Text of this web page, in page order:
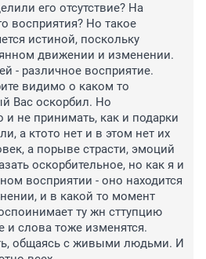
его отсутствие? На
восприятия? Но такое
истиной, поскольку
движении и изменении.
- различное восприятие.
видимо о каком то
Вас оскорбил. Но
не принимать, как и подарки
а ктото нет и в этом нет их
а порыве страсти, эмоций
оскорбительное, но как я и
восприятии - оно находится
и в какой то момент
ту жн сттупцию
и слова тоже изменятся.
общаясь с живыми людьми. И